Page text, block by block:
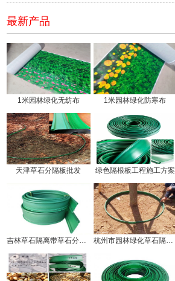
最新产品
1米园林绿化无纺布 1米园林绿化防寒布
天津草石分隔板批发 绿色隔根板工程施工方案
杭州市园林绿化草石隔离带价钱!